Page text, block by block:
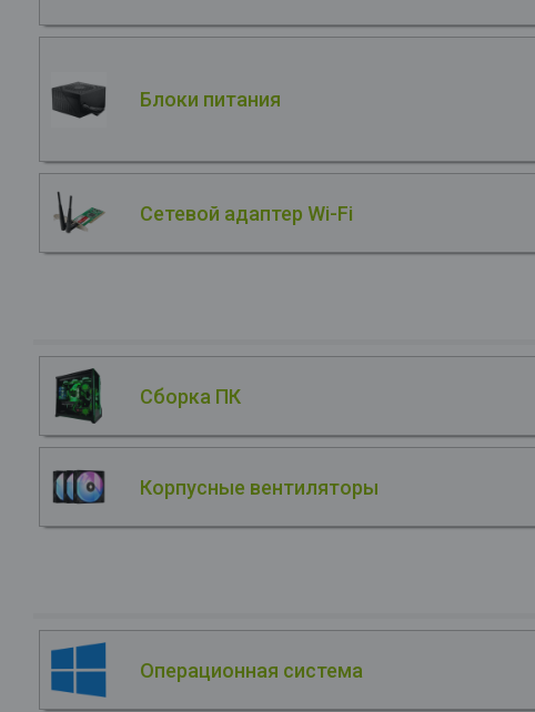
Блоки питания
Сетевой адаптер Wi-Fi
Сборка ПК
Корпусные вентиляторы
Операционная система